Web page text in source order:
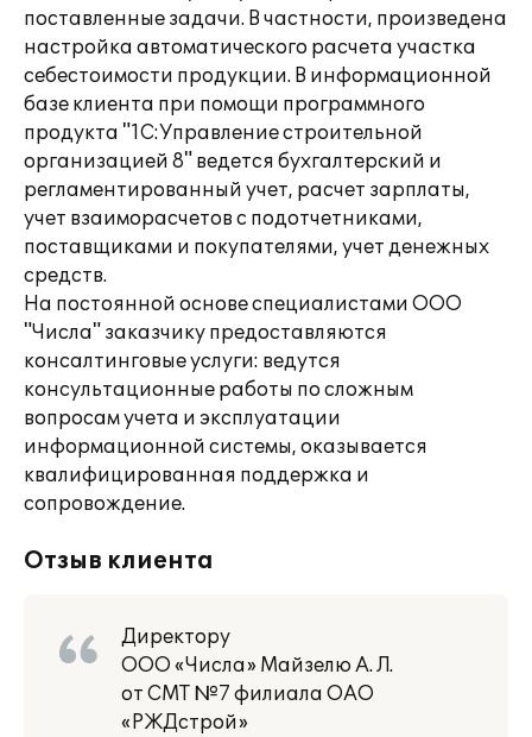
поставленные задачи. В частности, произведена
настройка автоматического расчета участка
себестоимости продукции. В информационной
базе клиента при помощи программного
продукта "1С:Управление строительной
организацией 8" ведется бухгалтерский и
регламентированный учет, расчет зарплаты,
учет взаиморасчетов с подотчетниками,
поставщиками и покупателями, учет денежных
средств.
На постоянной основе специалистами ООО
"Числа" заказчику предоставляются
консалтинговые услуги: ведутся
консультационные работы по сложным
вопросам учета и эксплуатации
информационной системы, оказывается
квалифицированная поддержка и
сопровождение.
Отзыв клиента
Директору
ООО «Числа» Майзелю А. Л.
от СМТ №7 филиала ОАО
«РЖДстрой»